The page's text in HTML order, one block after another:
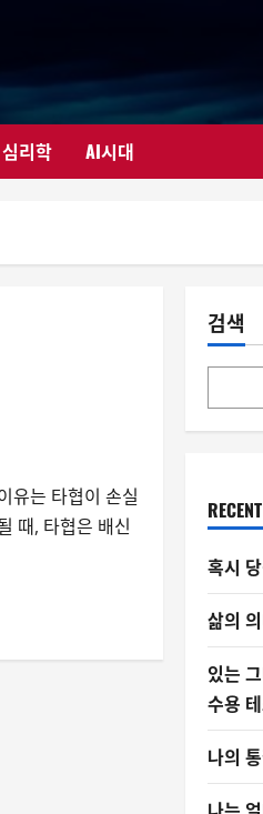
리학 AI시대
유는 타협이 손실
때, 타협은 배신
검색
혹시
삶의
있는
수용
나의